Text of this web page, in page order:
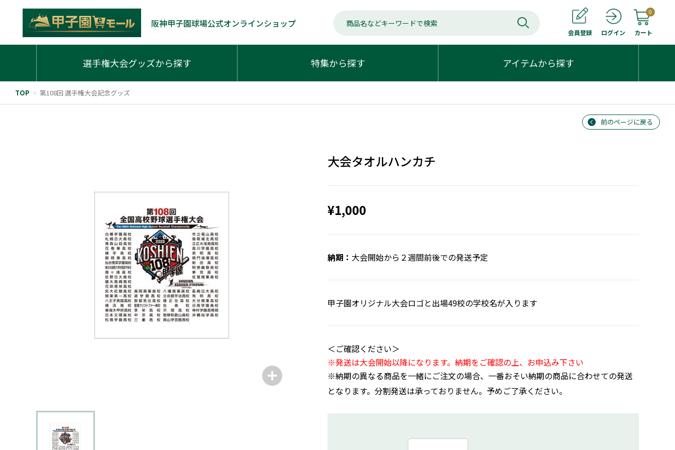
阪神甲子園球場公式オンラインショップ
会員登録 ログイン
0
カート
選手権大会グッズから探す 特集から探す アイテムから探す
TOP > 第108回 選手権大会記念グッズ
前のページに戻る
大会タオルハンカチ
¥1,000
大会開始から２週間前後での発送予定
甲子園オリジナル大会ロゴと出場49校の学校名が入ります
＜ご確認ください＞
※発送は大会開始以降になります。納期をご確認の上、お申込み下さい
※納期の異なる商品を一緒にご注文の場合、一番おそい納期の商品に合わせての発送
となります。分割発送は承っておりません。予めご了承ください。